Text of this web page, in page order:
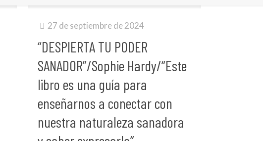
27 de septiembre de 2024
“DESPIERTA TU PODER
SANADOR”/Sophie Hardy/“Este
libro es una guía para
enseñarnos a conectar con
nuestra naturaleza sanadora